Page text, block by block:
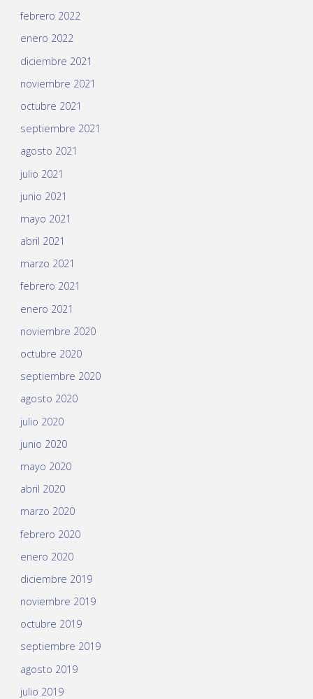
febrero 2022
enero 2022
diciembre 2021
noviembre 2021
octubre 2021
septiembre 2021
agosto 2021
julio 2021
junio 2021
mayo 2021
abril 2021
marzo 2021
febrero 2021
enero 2021
noviembre 2020
octubre 2020
septiembre 2020
agosto 2020
julio 2020
junio 2020
mayo 2020
abril 2020
marzo 2020
febrero 2020
enero 2020
diciembre 2019
noviembre 2019
octubre 2019
septiembre 2019
agosto 2019
julio 2019